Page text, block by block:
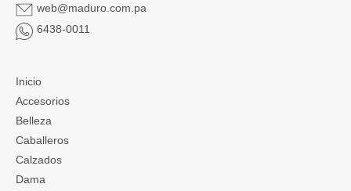
web@maduro.com.pa
6438-0011
Inicio
Accesorios
Belleza
Caballeros
Calzados
Dama